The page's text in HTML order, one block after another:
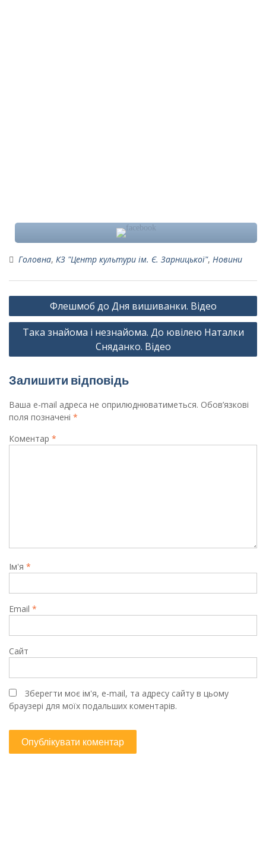
Головна, КЗ "Центр культури ім. Є. Зарницької", Новини
Навігація
записів
Флешмоб до Дня вишиванки. Відео
Така знайома і незнайома. До ювілею Наталки
Сняданко. Відео
Залишити відповідь
Ваша e-mail адреса не оприлюднюватиметься. Обов’язкові
поля позначені *
Коментар *
Ім'я *
Email *
Сайт
Зберегти моє ім'я, e-mail, та адресу сайту в цьому
браузері для моїх подальших коментарів.